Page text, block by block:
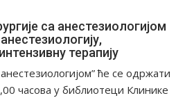
са анестезиологијом
терапију
ће се одржати
часова у библиотеци Клинике